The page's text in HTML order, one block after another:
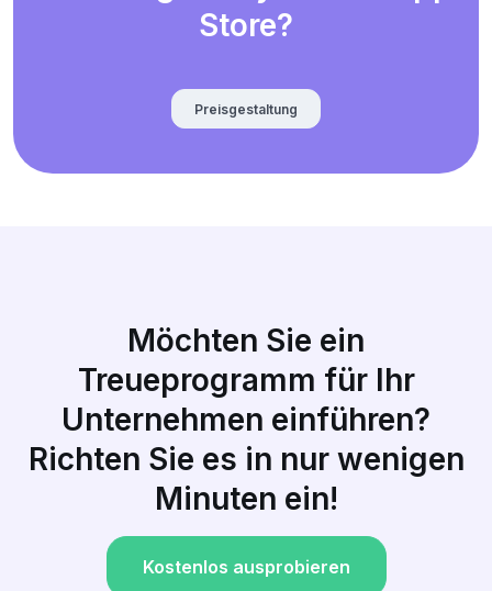
Store?
Preisgestaltung
Möchten Sie ein
Treueprogramm für Ihr
Unternehmen einführen?
Richten Sie es in nur wenigen
Minuten ein!
Kostenlos ausprobieren